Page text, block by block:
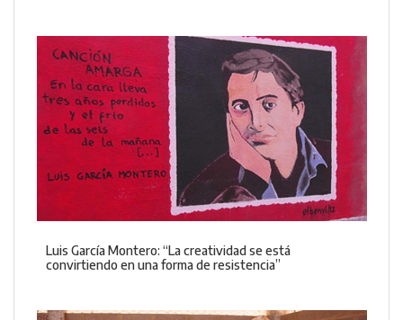
Luis García Montero: “La creatividad se está
convirtiendo en una forma de resistencia”